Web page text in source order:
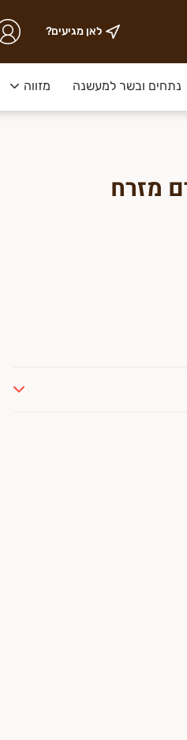
לאן מגיעים?
נתחים ובשר למעשנה מזווה
400 גרם מזרח